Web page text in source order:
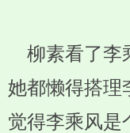
柳素看了李
她都懒得搭理
觉得李乘风是